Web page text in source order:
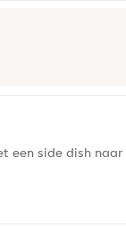
een side dish naar